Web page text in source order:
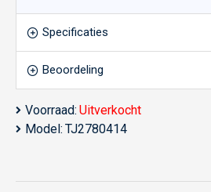
Specificaties
Beoordeling
Voorraad: Uitverkocht
Model: TJ2780414